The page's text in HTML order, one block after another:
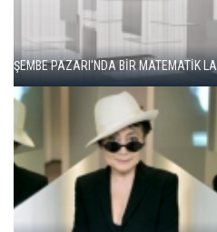
BALKANLAR'DAN ALÇITEPE'YE
SERGİSİ